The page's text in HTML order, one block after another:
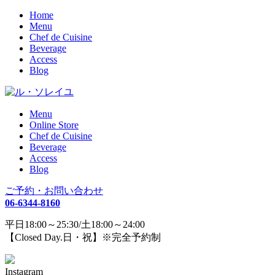
Home
Menu
Chef de Cuisine
Beverage
Access
Blog
Menu
Online Store
Chef de Cuisine
Beverage
Access
Blog
ご予約・お問い合わせ
06-6344-8160
平日18:00～25:30/土18:00～24:00
【Closed Day.日・祝】※完全予約制
Instagram